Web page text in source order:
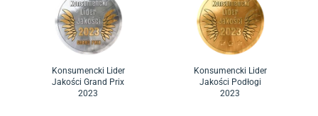
Konsumencki Lider
Jakości Grand Prix
2023
Konsumencki Lider
Jakości Podłogi
2023